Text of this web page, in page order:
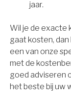
jaar.
Wil je de exacte
gaat kosten,
een van onze
met de
goed adviseren
het beste bij uw